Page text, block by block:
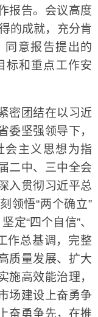
报告。会议高度
的成就，充分肯
同意报告提出的
标和重点工作安
团结在以习近
委坚强领导下，
会主义思想为指
二中、三中全会
入贯彻习近平总
领悟“两个确立”
定“四个自信”、
作总基调，完整
质量发展、扩大
施高效能治理，
场建设上奋勇争
奋勇争先，在推